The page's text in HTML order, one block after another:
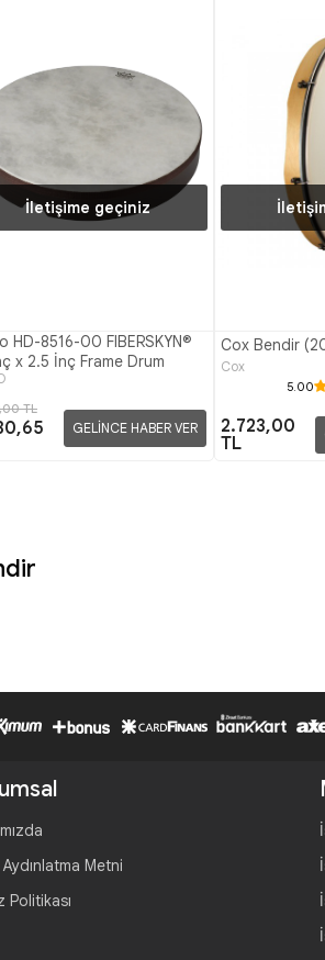
İletişime geçiniz
HD-8516-00 FIBERSKYN®
x 2.5 İnç Frame Drum
TL
GELİNCE HABER VER
Cox Bendir
Cox
5.00
2.723,00
TL
Aydınlatma Metni
Politikası